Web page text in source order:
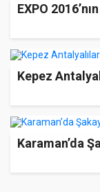
EXPO
Kepez
Karaman’da